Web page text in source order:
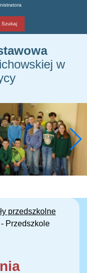
w
przedszkolne
Przedszkole